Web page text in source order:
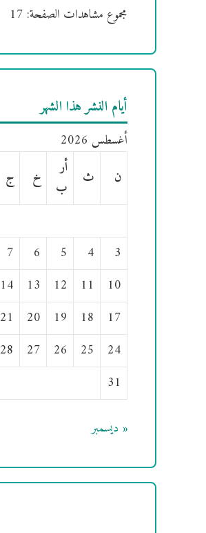
مجموع مشاهدات الصفحة: 17
أيام النشر هذا الشهر
أغسطس 2026
ن
ث
أر
ب
خ ج
3
4
5
6
7
10
11
12
13
14
17
18
19
20
21
24
25
26
27
28
31
« ديسمبر